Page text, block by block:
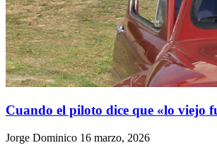
Cuando el piloto dice que «lo viejo
Jorge Dominico 16 marzo, 2026